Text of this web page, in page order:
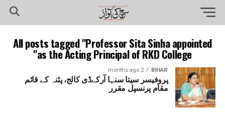
All posts tagged "Professor Sita Sinha appointed
as the Acting Principal of RKD College"
BIHAR
2 months ago
پروفیسر سیتا سنہا آرکےڈی کالج، پٹنہ کے قائم
مقام پرنسپل مقرر